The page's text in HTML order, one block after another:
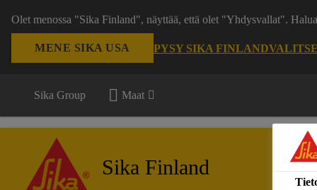
Olet menossa "Sika Finland", näyttää, että olet "Yhdysvallat".
MENE SIKA USA PYSY SIKA FINLAND
Sika Group Maat
Sika Finland